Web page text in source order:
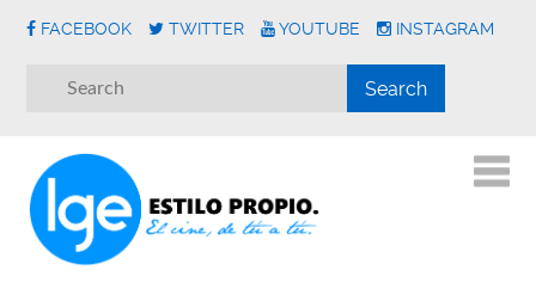
FACEBOOK TWITTER YOUTUBE INSTAGRAM